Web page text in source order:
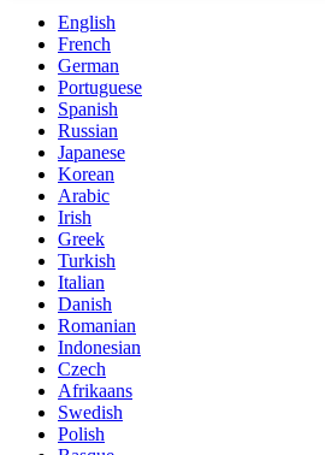
English
French
German
Portuguese
Spanish
Russian
Japanese
Korean
Arabic
Irish
Greek
Turkish
Italian
Danish
Romanian
Indonesian
Czech
Afrikaans
Swedish
Polish